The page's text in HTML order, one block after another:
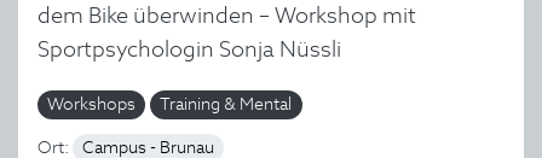
dem Bike überwinden – Workshop mit
Sportpsychologin Sonja Nüssli
Workshops Training & Mental
Ort: Campus - Brunau